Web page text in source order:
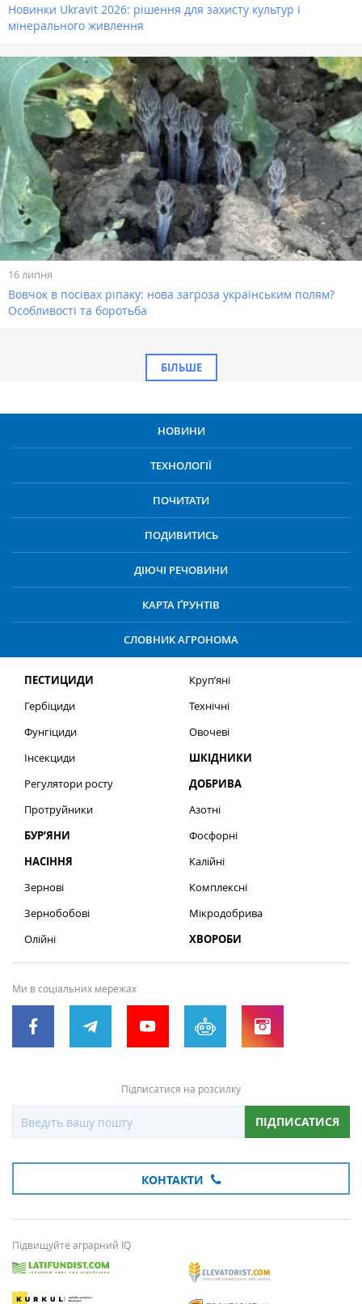
Новинки Ukravit 2026: рішення для захисту культур і
мінерального живлення
16 липня
Вовчок в посівах ріпаку: нова загроза українським полям?
Особливості та боротьба
БІЛЬШЕ
НОВИНИ
ТЕХНОЛОГІЇ
ПОЧИТАТИ
ПОДИВИТИСЬ
ДІЮЧІ РЕЧОВИНИ
КАРТА ҐРУНТІВ
СЛОВНИК АГРОНОМА
ПЕСТИЦИДИ
Гербіциди
Фунгіциди
Інсекциди
Регулятори росту
Протруйники
БУР’ЯНИ
НАСІННЯ
Зернові
Зернобобові
Олійні
Круп’яні
Технічні
Овочеві
ШКІДНИКИ
ДОБРИВА
Азотні
Фосфорні
Калійні
Комплексні
Мікродобрива
ХВОРОБИ
Ми в соціальних мережах
Підписатися на розсилку
ПІДПИСАТИСЯ
КОНТАКТИ
Підвищуйте аграрний IQ